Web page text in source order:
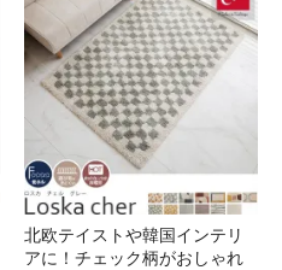
北欧テイストや韓国インテリ
アに！チェック柄がおしゃれ